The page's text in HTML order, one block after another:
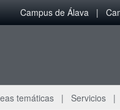
Campus de Álava
temáticas Servicios